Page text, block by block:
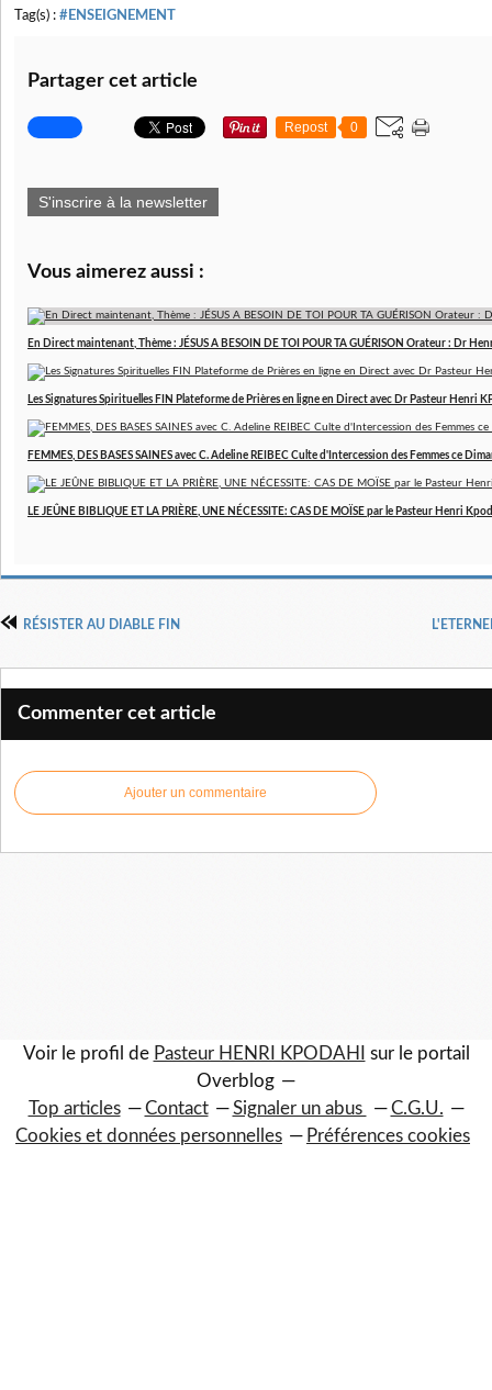
Tag(s) : #ENSEIGNEMENT
Partager cet article
Repost 0
S'inscrire à la newsletter
Vous aimerez aussi :
En Direct maintenant, Thème : JÉSUS A BESOIN DE TOI POUR TA GUÉRISON Orateur : Dr
Les Signatures Spirituelles FIN Plateforme de Prières en ligne en Direct avec Dr Pasteur Henri
FEMMES, DES BASES SAINES avec C. Adeline REIBEC Culte d'Intercession des Femmes ce
LE JEÛNE BIBLIQUE ET LA PRIÈRE, UNE NÉCESSITE: CAS DE MOÏSE par le Pasteur Henri
RÉSISTER AU DIABLE FIN
Commenter cet article
Ajouter un commentaire
Voir le profil de Pasteur HENRI KPODAHI
sur le portail
Overblog
Top articles
Contact Signaler un abus
C.G.U.
Cookies et données personnelles
Préférences cookies